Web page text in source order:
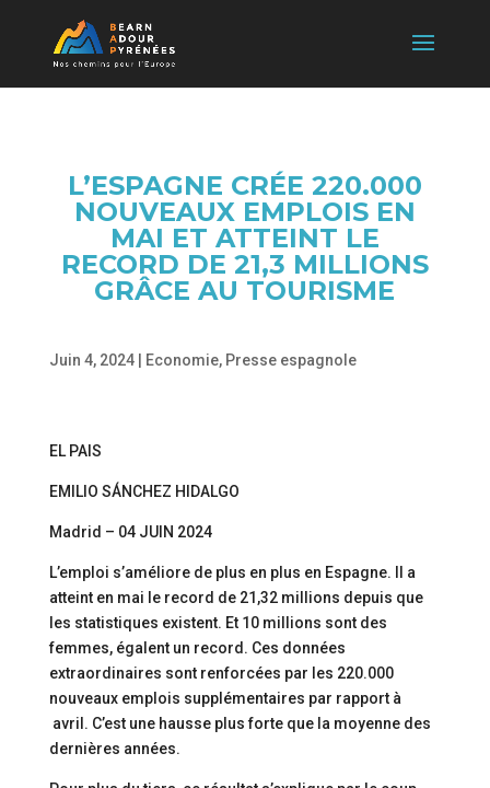
L’ESPAGNE CRÉE 220.000
NOUVEAUX EMPLOIS EN
MAI ET ATTEINT LE
RECORD DE 21,3 MILLIONS
GRÂCE AU TOURISME
Juin 4, 2024| Economie, Presse espagnole
EL PAIS
EMILIO SÁNCHEZ HIDALGO
Madrid – 04 JUIN 2024
L’emploi s’améliore de plus en plus en Espagne. Il a
atteint en mai le record de 21,32 millions depuis que
les statistiques existent. Et 10 millions sont des
femmes, égalent un record. Ces données
extraordinaires sont renforcées par les 220.000
nouveaux emplois supplémentaires par rapport à
avril. C’est une hausse plus forte que la moyenne des
dernières années.